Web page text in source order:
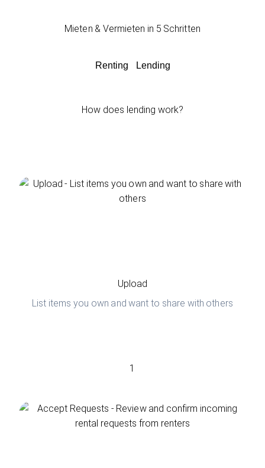
Mieten & Vermieten in 5 Schritten
Renting Lending
How does lending work?
Upload
List items you own and want to share with others
1